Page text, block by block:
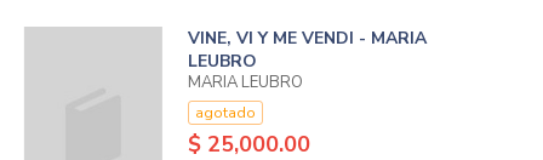
VINE, VI Y ME VENDI - MARIA
LEUBRO
MARIA LEUBRO
agotado
$ 25,000.00